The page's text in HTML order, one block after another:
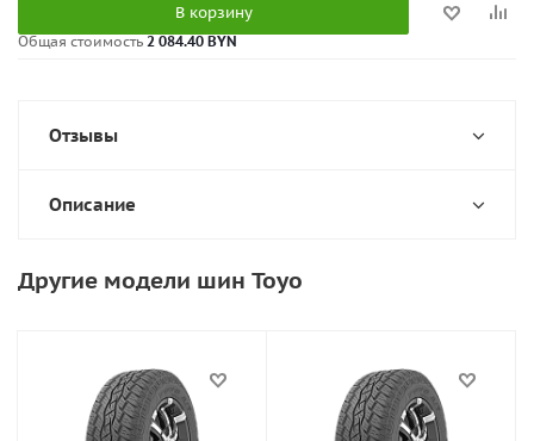
В корзину
Общая стоимость 2 084.40 BYN
Отзывы
Описание
Другие модели шин Toyo